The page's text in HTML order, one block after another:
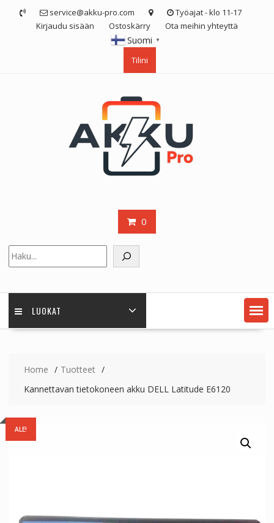
service@akku-pro.com
Työajat - klo 11-17
Kirjaudu sisään
Ostoskärry Ota meihin yhteyttä
Suomi ▼
Tilini
0
LUOKAT
Home
Tuotteet
Kannettavan tietokoneen akku DELL Latitude E6120
ALE!